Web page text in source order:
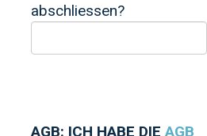
abschliessen?
AGB: ICH HABE DIEAGB